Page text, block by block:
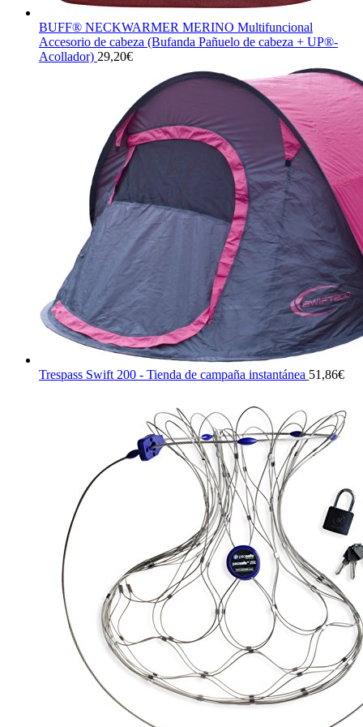
BUFF® NECKWARMER MERINO Multifuncional
Accesorio de cabeza (Bufanda Pañuelo de cabeza + UP®-
Acollador) 29,20€
Trespass Swift 200 - Tienda de campaña instantánea 51,86€